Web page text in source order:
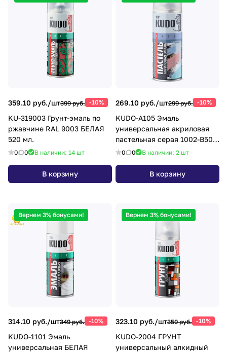
359.10 руб./шт399 руб. -10%
KU-319003 Грунт-эмаль по
ржавчине RAL 9003 БЕЛАЯ
520 мл.
0 0 В наличии: 14 шт
В корзину
269.10 руб./шт299 руб. -10%
KUDO-A105 Эмаль
универсальная акриловая
пастельная серая 1002-B50G
520 мл
0 0 В наличии: 2 шт
В корзину
Вернем 3% бонусами!
314.10 руб./шт349 руб. -10%
KUDO-1101 Эмаль
универсальная БЕЛАЯ
Вернем 3% бонусами!
323.10 руб./шт359 руб. -10%
KUDO-2004 ГРУНТ
универсальный алкидный